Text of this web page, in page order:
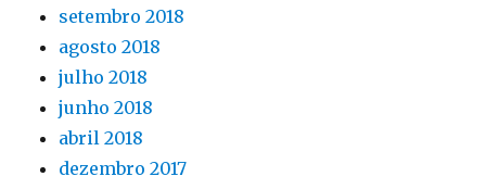
setembro 2018
agosto 2018
julho 2018
junho 2018
abril 2018
dezembro 2017